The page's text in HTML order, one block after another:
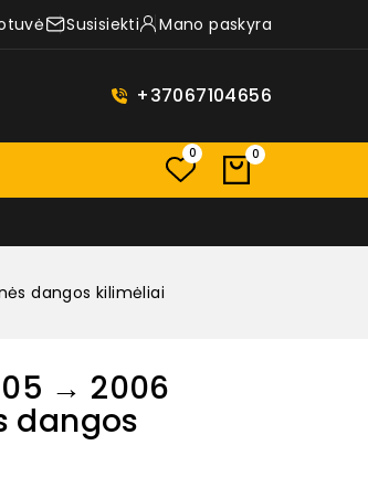
Susisiekti Mano paskyra
+37067104656
0 0
dangos kilimėliai
→ 2006
dangos